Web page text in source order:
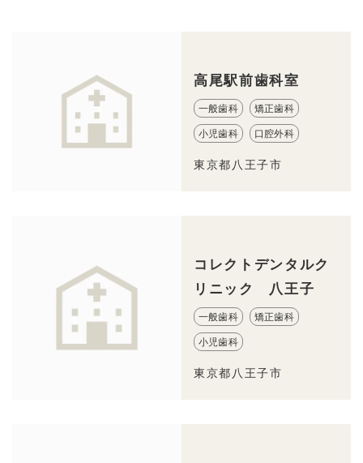
高尾駅前歯科室
一般歯科 矯正歯科
小児歯科 口腔外科
東京都八王子市
コレクトデンタルク
リニック 八王子
一般歯科 矯正歯科
小児歯科
東京都八王子市